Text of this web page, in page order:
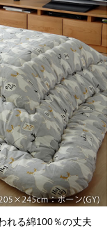
れる綿100％の丈夫